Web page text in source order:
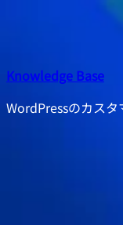
ス
ッ
Knowledge Base
WordPressのカス